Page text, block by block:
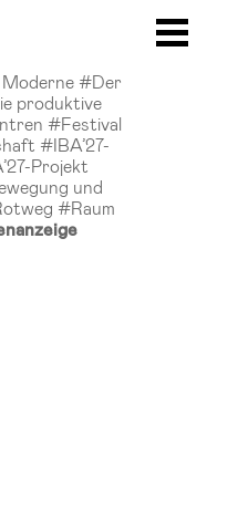
#Der
produktive
#Festival
#IBA’27-
Projekt
und
#Raum